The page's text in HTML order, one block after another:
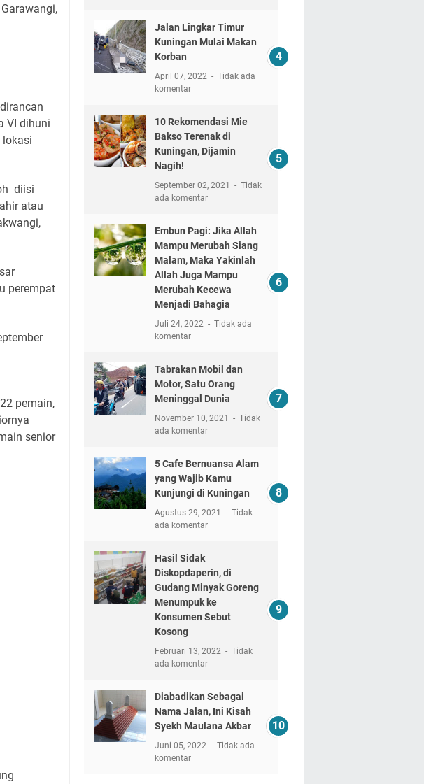
VI dihuni
lokasi
diisi
atau
perempat
pemain,
senior
Jalan Lingkar Timur
Kuningan Mulai Makan
Korban
April 07, 2022
Tidak ada
komentar
10 Rekomendasi Mie
Bakso Terenak di
Kuningan, Dijamin
Nagih!
September 02, 2021
Tidak
ada komentar
Embun Pagi: Jika Allah
Mampu Merubah Siang
Malam, Maka Yakinlah
Allah Juga Mampu
Merubah Kecewa
Menjadi Bahagia
Juli 24, 2022
Tidak ada
komentar
Tabrakan Mobil dan
Motor, Satu Orang
Meninggal Dunia
November 10, 2021
Tidak
ada komentar
5 Cafe Bernuansa Alam
yang Wajib Kamu
Kunjungi di Kuningan
Agustus 29, 2021
Tidak
ada komentar
Hasil Sidak
Diskopdaperin, di
Gudang Minyak Goreng
Menumpuk ke
Konsumen Sebut
Kosong
Februari 13, 2022
Tidak
ada komentar
Diabadikan Sebagai
Nama Jalan, Ini Kisah
Syekh Maulana Akbar
Juni 05, 2022
Tidak ada
komentar